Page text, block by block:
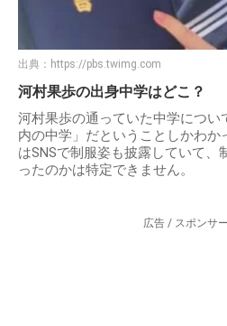
出典： https://pbs.twimg.com
河村果歩の出身中学はどこ？
河村果歩の通っていた中学につ
内の中学」だということしかわ
はSNSで制服姿も披露していて、
ったのかは特定できません。
広告 / スポンサ